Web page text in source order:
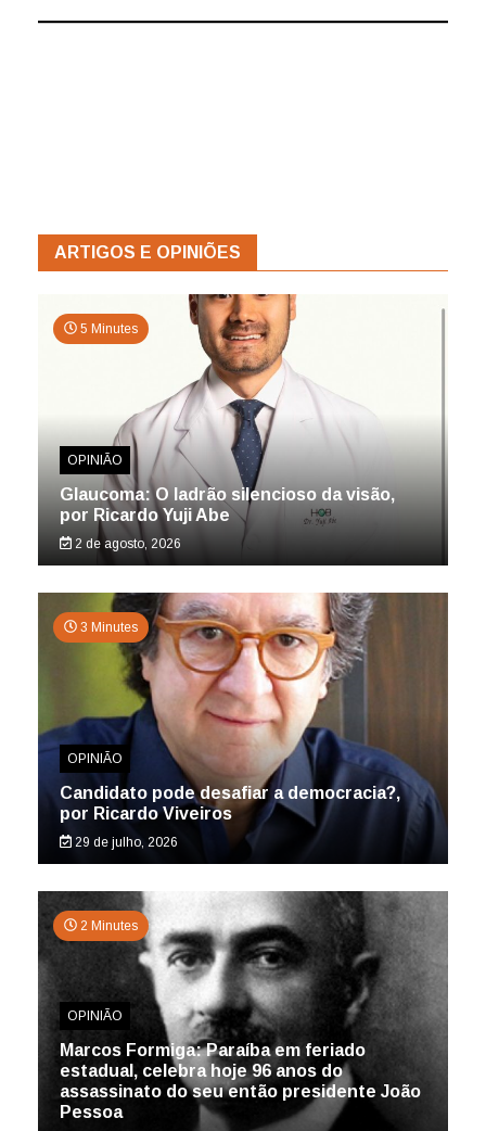
ARTIGOS E OPINIÕES
5 Minutes
OPINIÃO
Glaucoma: O ladrão silencioso da visão,
por Ricardo Yuji Abe
2 de agosto, 2026
3 Minutes
OPINIÃO
Candidato pode desafiar a democracia?,
por Ricardo Viveiros
29 de julho, 2026
2 Minutes
OPINIÃO
Marcos Formiga: Paraíba em feriado
estadual, celebra hoje 96 anos do
assassinato do seu então presidente João
Pessoa